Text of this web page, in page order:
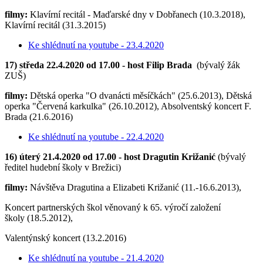
filmy: Klavírní recitál - Maďarské dny v Dobřanech (10.3.2018),
Klavírní recitál (31.3.2015)
Ke shlédnutí na youtube - 23.4.2020
17) středa 22.4.2020 od 17.00 - host Filip Brada (bývalý žák
ZUŠ)
filmy: Dětská operka "O dvanácti měsíčkách" (25.6.2013), Dětská
operka "Červená karkulka" (26.10.2012), Absolventský koncert F.
Brada (21.6.2016)
Ke shlédnutí na youtube - 22.4.2020
16) úterý 21.4.2020 od 17.00 - host Dragutin Križanić (bývalý
ředitel hudební školy v Brežici)
filmy: Návštěva Dragutina a Elizabeti Križanić (11.-16.6.2013),
Koncert partnerských škol věnovaný k 65. výročí založení
školy (18.5.2012),
Valentýnský koncert (13.2.2016)
Ke shlédnutí na youtube - 21.4.2020